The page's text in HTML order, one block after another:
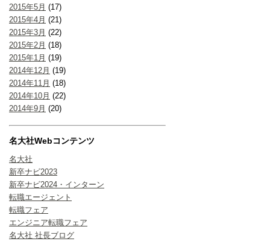
2015年5月 (17)
2015年4月 (21)
2015年3月 (22)
2015年2月 (18)
2015年1月 (19)
2014年12月 (19)
2014年11月 (18)
2014年10月 (22)
2014年9月 (20)
名大社Webコンテンツ
名大社
新卒ナビ2023
新卒ナビ2024・インターン
転職エージェント
転職フェア
エンジニア転職フェア
名大社 社長ブログ